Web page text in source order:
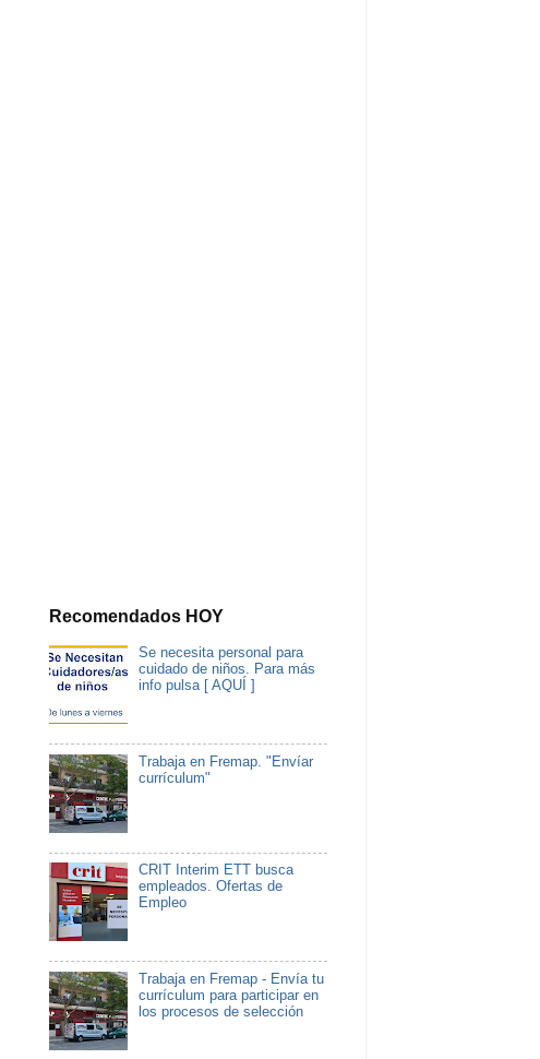
Recomendados HOY
Se necesita personal para
cuidado de niños. Para más
info pulsa [ AQUÍ ]
Trabaja en Fremap. "Envíar
currículum"
CRIT Interim ETT busca
empleados. Ofertas de
Empleo
Trabaja en Fremap - Envía tu
currículum para participar en
los procesos de selección